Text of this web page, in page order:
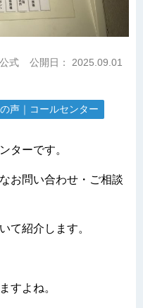
式 公開日： 2025.09.01
声｜コールセンター
ターです。
お問い合わせ・ご相談
て紹介します。
すよね。